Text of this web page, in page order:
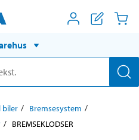
biler
Bremsesystem
BREMSEKLODSER